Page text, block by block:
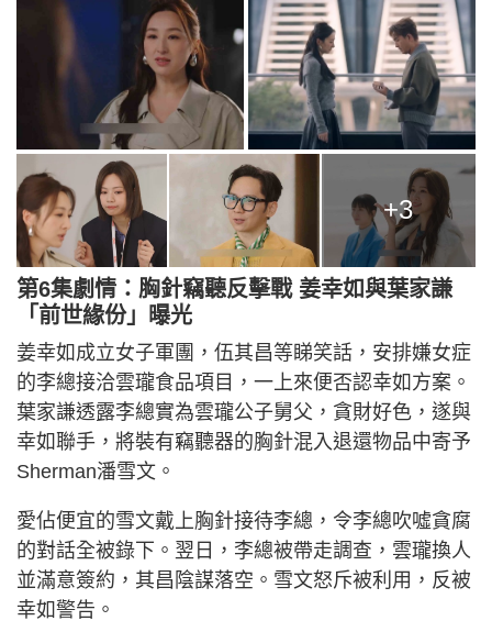
+3
第6集劇情：胸針竊聽反擊戰 姜幸如與葉家謙
「前世緣份」曝光
姜幸如成立女子軍團，伍其昌等睇笑話，安排嫌女症
的李總接洽雲瓏食品項目，一上來便否認幸如方案。
葉家謙透露李總實為雲瓏公子舅父，貪財好色，遂與
幸如聯手，將裝有竊聽器的胸針混入退還物品中寄予
Sherman潘雪文。
愛佔便宜的雪文戴上胸針接待李總，令李總吹噓貪腐
的對話全被錄下。翌日，李總被帶走調查，雲瓏換人
並滿意簽約，其昌陰謀落空。雪文怒斥被利用，反被
幸如警告。